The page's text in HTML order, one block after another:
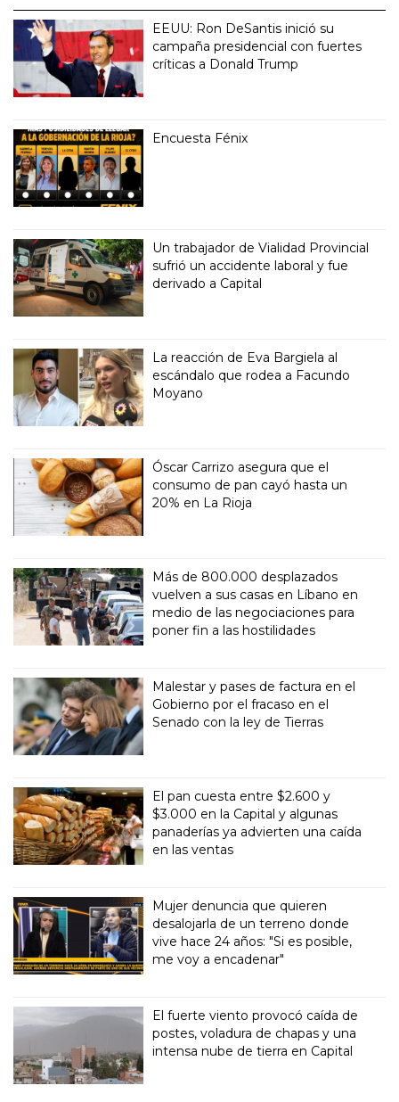
EEUU: Ron DeSantis inició su
campaña presidencial con fuertes
críticas a Donald Trump
Encuesta Fénix
Un trabajador de Vialidad Provincial
sufrió un accidente laboral y fue
derivado a Capital
La reacción de Eva Bargiela al
escándalo que rodea a Facundo
Moyano
Óscar Carrizo asegura que el
consumo de pan cayó hasta un
20% en La Rioja
Más de 800.000 desplazados
vuelven a sus casas en Líbano en
medio de las negociaciones para
poner fin a las hostilidades
Malestar y pases de factura en el
Gobierno por el fracaso en el
Senado con la ley de Tierras
El pan cuesta entre $2.600 y
$3.000 en la Capital y algunas
panaderías ya advierten una caída
en las ventas
Mujer denuncia que quieren
desalojarla de un terreno donde
vive hace 24 años: "Si es posible,
me voy a encadenar"
El fuerte viento provocó caída de
postes, voladura de chapas y una
intensa nube de tierra en Capital